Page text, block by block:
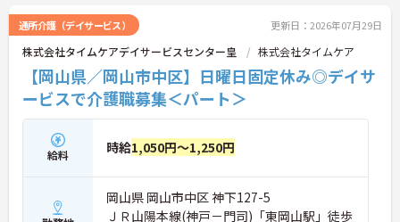
たしますのでお気軽にお問合せください。
通所介護（デイサービス） 更新日：2026年07月29日
株式会社タイムケアデイサービスセンター皇 株式会社タイムケア
【岡山県／岡山市中区】日曜日固定休み◎デイサ
ービスで介護職募集＜パート＞
給料 時給1,050円～1,250円
岡山県 岡山市中区 神下127-5
ＪＲ山陽本線(神戸－門司)「東岡山駅」徒歩